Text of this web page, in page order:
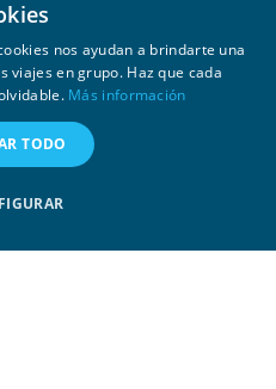
nos ayudan a brindarte una
viajes en grupo. Haz que cada
Más información
TODO